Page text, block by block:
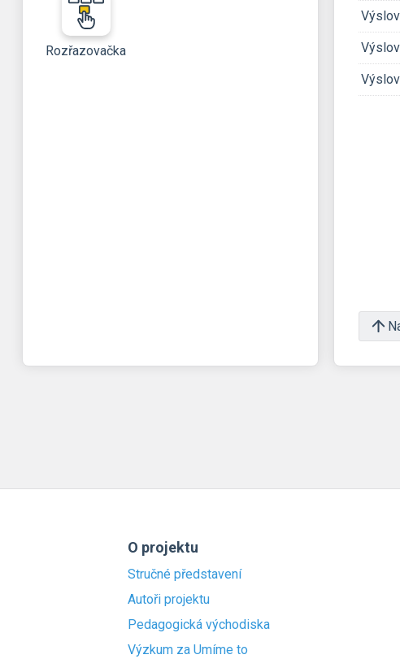
Rozřazovačka
O projektu
Stručné představení
Autoři projektu
Pedagogická východiska
Výzkum za Umíme to